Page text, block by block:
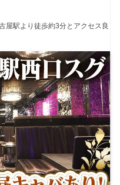
屋駅より徒歩約3分とアクセス良